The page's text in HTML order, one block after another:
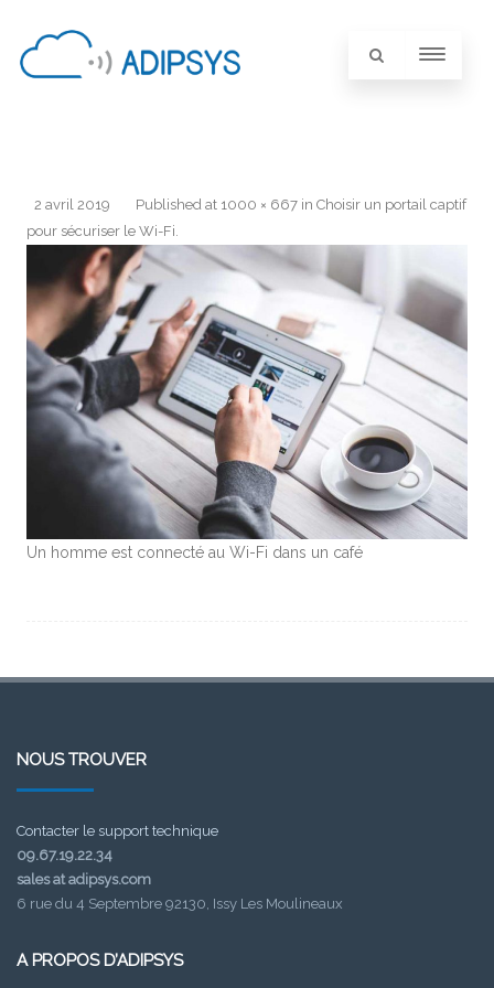
Published
2 avril 2019 at 1000 × 667 in Choisir un portail captif
pour sécuriser le Wi-Fi.
Un homme est connecté au Wi-Fi dans un café
NOUS TROUVER
Contacter le support technique
09.67.19.22.34
sales at adipsys.com
6 rue du 4 Septembre 92130, Issy Les Moulineaux
A PROPOS D’ADIPSYS